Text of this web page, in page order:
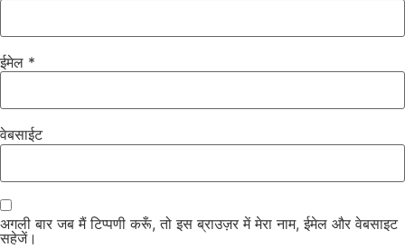
ईमेल *
वेबसाईट
अगली बार जब मैं टिप्पणी करूँ, तो इस ब्राउज़र में मेरा नाम, ईमेल और वेबसाइट
सहेजें।